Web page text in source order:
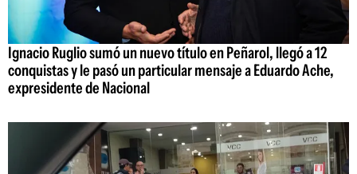
Ignacio Ruglio sumó un nuevo título en Peñarol, llegó a 12
conquistas y le pasó un particular mensaje a Eduardo Ache,
expresidente de Nacional